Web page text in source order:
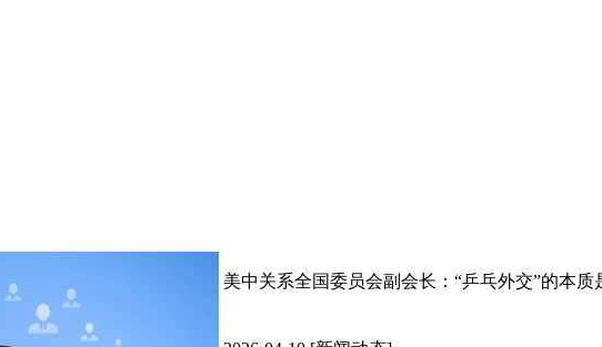
美中关系全国委员会副会长：“乒乓外交”的本质